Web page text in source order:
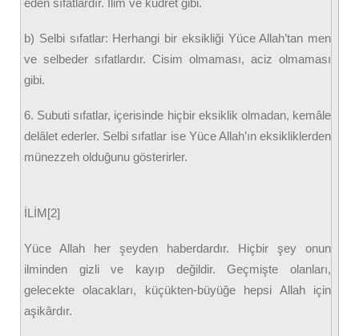
eden sıfatlardır. İlim ve kudret gibi.
b) Selbi sıfatlar: Herhangi bir eksikliği Yüce Allah’tan men
ve selbeder sıfatlardır. Cisim olmaması, aciz olmaması
gibi.
6. Subuti sıfatlar, içerisinde hiçbir eksiklik olmadan, kemâle
delâlet ederler. Selbi sıfatlar ise Yüce Allah’ın eksikliklerden
münezzeh olduğunu gösterirler.
İLİM[2]
Yüce Allah her şeyden haberdardır. Hiçbir şey onun
ilminden gizli ve kayıp değildir. Geçmişte olanları,
gelecekte olacakları, küçükten-büyüğe hepsi Allah için
aşikârdır.